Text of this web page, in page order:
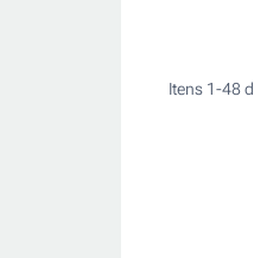
Itens 1-48